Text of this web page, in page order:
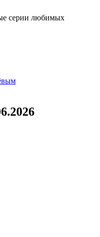
серии любимых